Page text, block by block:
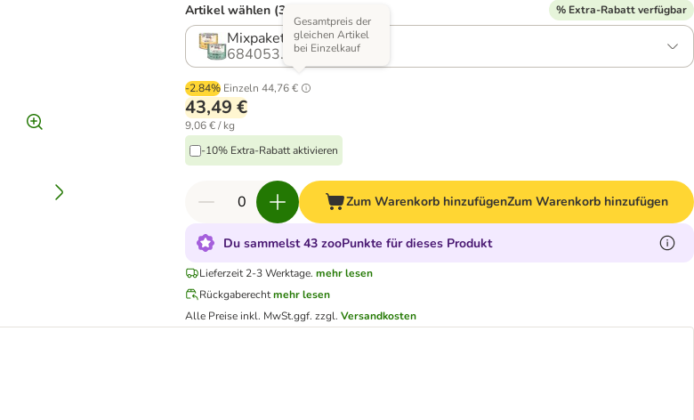
Artikel wählen (3 Varianten) % Extra-Rabatt verfügbar
Mixpaket (Lamm & Pute)
684053.2
-2.84% Einzeln 44,76 €
Gesamtpreis der
gleichen Artikel
bei Einzelkauf
43,49 €
9,06 € / kg
-10% Extra-Rabatt aktivieren
Zum Warenkorb hinzufügenZum Warenkorb hinzufügen
Du sammelst 43 zooPunkte für dieses Produkt
Lieferzeit 2-3 Werktage. mehr lesen
Rückgaberechtmehr lesen
Alle Preise inkl. MwSt.ggf. zzgl.Versandkosten